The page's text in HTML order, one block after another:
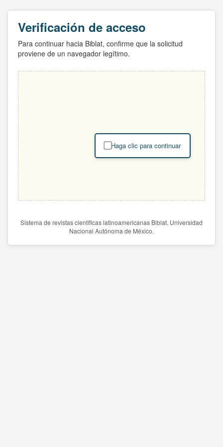
Verificación de acceso
Para continuar hacia Biblat, confirme que la solicitud
proviene de un navegador legítimo.
Haga clic para continuar
Sistema de revistas científicas latinoamericanas Biblat. Universidad
Nacional Autónoma de México.